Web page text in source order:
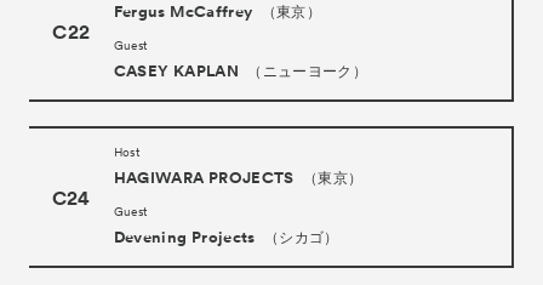
News お知らせ
Exhibitors 出展ギャラリー一覧
- Gallery Collaborations
- Kyoto Meetings
Artworks
C22
Fergus McCaffrey （東京）
Guest
CASEY KAPLAN （ニューヨーク）
C24
Host
HAGIWARA PROJECTS （東京）
Guest
Devening Projects （シカゴ）